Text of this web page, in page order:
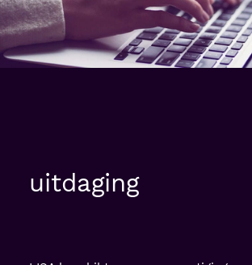
uitdaging